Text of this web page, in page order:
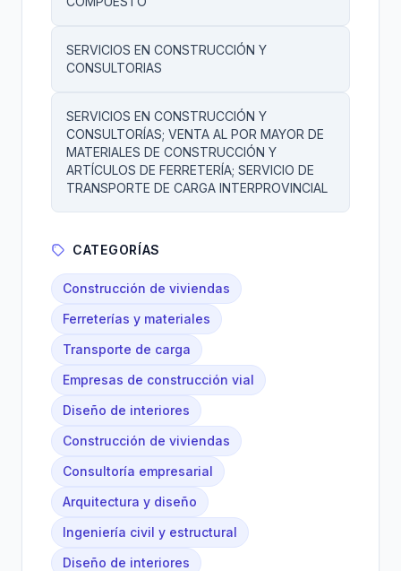
SERVICIOS EN CONSTRUCCIÓN Y
CONSULTORIAS
SERVICIOS EN CONSTRUCCIÓN Y
CONSULTORÍAS; VENTA AL POR MAYOR DE
MATERIALES DE CONSTRUCCIÓN Y
ARTÍCULOS DE FERRETERÍA; SERVICIO DE
TRANSPORTE DE CARGA INTERPROVINCIAL
CATEGORÍAS
Construcción de viviendas
Ferreterías y materiales
Transporte de carga
Empresas de construcción vial
Diseño de interiores
Construcción de viviendas
Consultoría empresarial
Arquitectura y diseño
Ingeniería civil y estructural
Diseño de interiores